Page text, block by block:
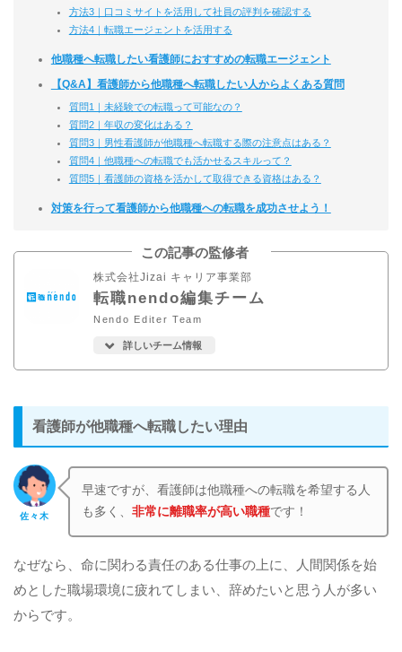
方法3｜口コミサイトを活用して社員の評判を確認する
方法4｜転職エージェントを活用する
他職種へ転職したい看護師におすすめの転職エージェント
【Q&A】看護師から他職種へ転職したい人からよくある質問
質問1｜未経験での転職って可能なの？
質問2｜年収の変化はある？
質問3｜男性看護師が他職種へ転職する際の注意点はある？
質問4｜他職種への転職でも活かせるスキルって？
質問5｜看護師の資格を活かして取得できる資格はある？
対策を行って看護師から他職種への転職を成功させよう！
この記事の監修者
株式会社Jizai キャリア事業部
転職nendo編集チーム
Nendo Editer Team
詳しいチーム情報
看護師が他職種へ転職したい理由
佐々木
早速ですが、看護師は他職種への転職を希望する人
も多く、非常に離職率が高い職種です！
なぜなら、命に関わる責任のある仕事の上に、人間関係を始
めとした職場環境に疲れてしまい、辞めたいと思う人が多い
からです。